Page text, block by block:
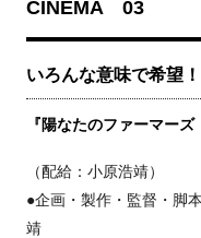
CINEMA 03
いろんな意味で希望
『陽なたのファーマー
（配給：小原浩靖）
●企画・製作・監督・脚
靖